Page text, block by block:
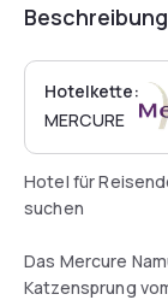
Beschreibung
Hotelkette:
MERCURE
Hotel für
suchen
Das Mercure
Katzensprung